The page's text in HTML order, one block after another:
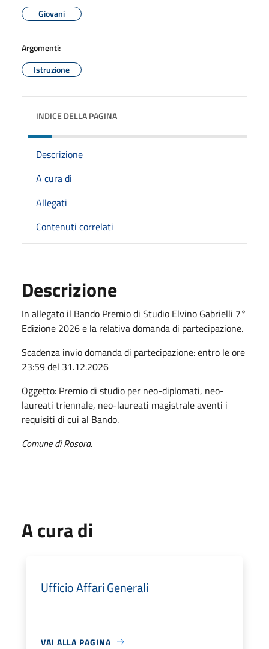
Giovani
Argomenti:
Istruzione
INDICE DELLA PAGINA
Descrizione
A cura di
Allegati
Contenuti correlati
Descrizione
In allegato il Bando Premio di Studio Elvino Gabrielli 7°
Edizione 2026 e la relativa domanda di partecipazione.
Scadenza invio domanda di partecipazione: entro le ore
23:59 del 31.12.2026
Oggetto: Premio di studio per neo-diplomati, neo-
laureati triennale, neo-laureati magistrale aventi i
requisiti di cui al Bando.
Comune di Rosora.
A cura di
Ufficio Affari Generali
VAI ALLA PAGINA